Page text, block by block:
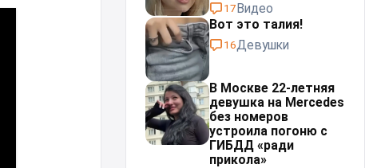
17Видео
Вот это талия!
16Девушки
В Москве 22-летняя
девушка на Mercedes
без номеров
устроила погоню с
ГИБДД «ради
прикола»